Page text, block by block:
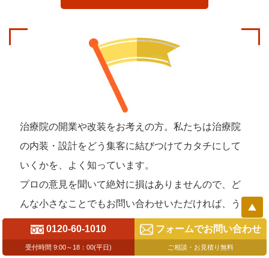
治療院の開業や改装をお考えの方。私たちは治療院
の内装・設計をどう集客に結びつけてカタチにして
いくかを、よく知っています。
プロの意見を聞いて絶対に損はありませんので、
ど
んな小さなことでもお問い合わせいただければ、う
れしく思います。
0120-60-1010
受付時間 9:00～18：00(平日)
フォームでお問い合わせ
ご相談・お見積り無料